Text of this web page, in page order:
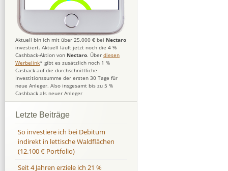
Aktuell bin ich mit über 25.000 € bei Nectaro
investiert. Aktuell läuft jetzt noch die 4 %
Cashback-Aktion von Nectaro. Über diesen
Werbelink* gibt es zusätzlich noch 1 %
Casback auf die durchschnittliche
Investitionssumme der ersten 30 Tage für
neue Anleger. Also insgesamt bis zu 5 %
Cashback als neuer Anleger
Letzte Beiträge
So investiere ich bei Debitum
indirekt in lettische Waldflächen
(12.100 € Portfolio)
Seit 4 Jahren erziele ich 21 %